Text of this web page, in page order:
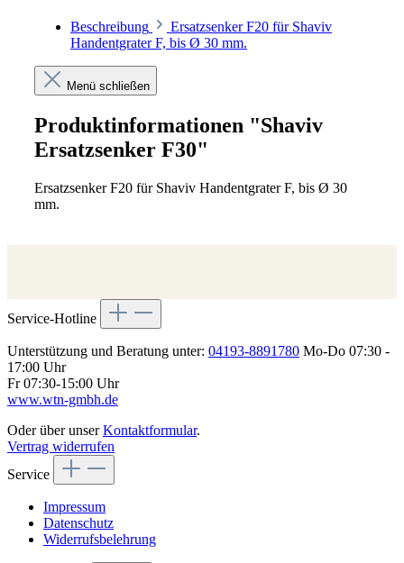
Beschreibung
Ersatzsenker F20 für Shaviv
Handentgrater F, bis Ø 30 mm.
Menü schließen
Produktinformationen "Shaviv
Ersatzsenker F30"
Ersatzsenker F20 für Shaviv Handentgrater F, bis Ø 30
mm.
Service-Hotline
Unterstützung und Beratung unter: 04193-8891780 Mo-Do 07:30 -
17:00 Uhr
Fr 07:30-15:00 Uhr
www.wtn-gmbh.de
Oder über unserKontaktformular.
Vertrag widerrufen
Service
Impressum
Datenschutz
Widerrufsbelehrung